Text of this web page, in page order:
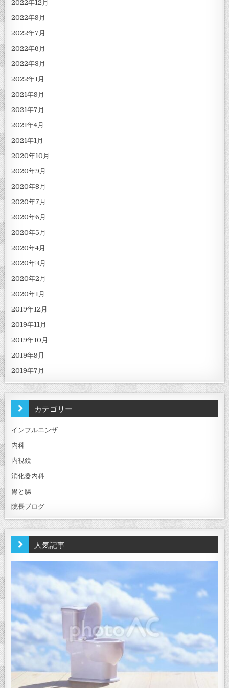
2022年12月
2022年9月
2022年7月
2022年6月
2022年3月
2022年1月
2021年9月
2021年7月
2021年4月
2021年1月
2020年10月
2020年9月
2020年8月
2020年7月
2020年6月
2020年5月
2020年4月
2020年3月
2020年2月
2020年1月
2019年12月
2019年11月
2019年10月
2019年9月
2019年7月
カテゴリー
インフルエンザ
内科
内視鏡
消化器内科
胃と腸
院長ブログ
人気記事